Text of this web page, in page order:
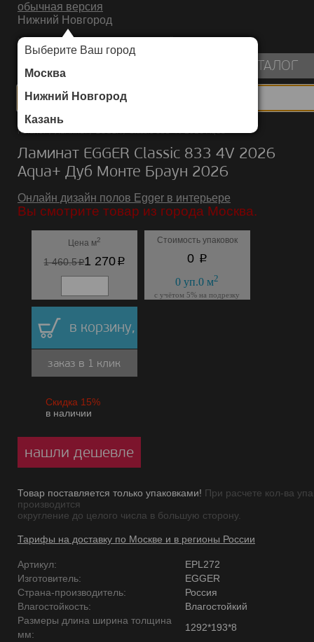
обычная версия
Нижний Новгород
Выберите Ваш город
Москва
Нижний Новгород
Казань
ИНТЕРНЕТ-МАГАЗИН НАПОЛЬНЫХ ПОКРЫТИЙ
КАТАЛОГ
Каталог/Ламинат/EGGER/Classic 833 4V 2026 Aqua+
Ламинат EGGER Classic 833 4V 2026
Aqua+ Дуб Монте Браун 2026
Онлайн дизайн полов Egger в интерьере
Вы смотрите товар из города Москва.
Цена м2
1 460.5p1 270p
Стоимость упаковок
0 p
0 уп.0 м2
с учётом 5% на подрезку
в корзину,
заказ в 1 клик
Скидка 15%
в наличии
нашли дешевле
Товар поставляется только упаковками! При расчете кол-ва
производится
округление до целого числа в большую сторону.
Тарифы на доставку по Москве и в регионы России
Артикул:
EPL272
Изготовитель:
EGGER
Страна-производитель:
Россия
Влагостойкость:
Влагостойкий
Размеры длина ширина толщина
мм:
1292*193*8